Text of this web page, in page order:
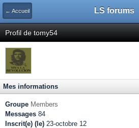
← Accueil LS forums
Profil de tomy54
Mes informations
Groupe Members
Messages 84
Inscrit(e) (le) 23-octobre 12